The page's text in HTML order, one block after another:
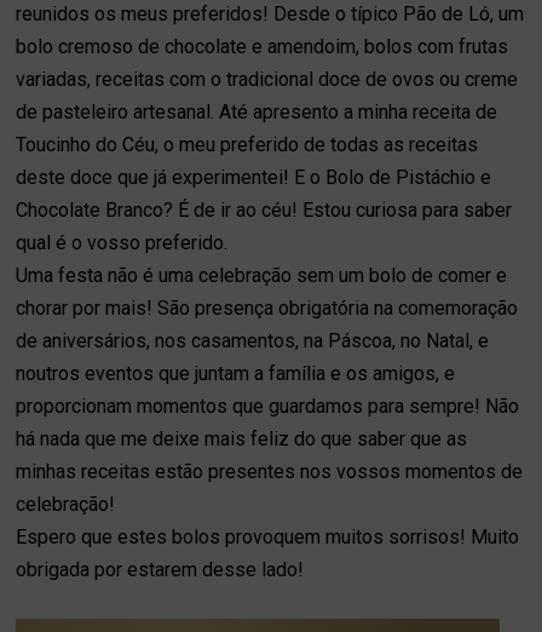
reunidos os meus preferidos! Desde o típico Pão de Ló, um
bolo cremoso de chocolate e amendoim, bolos com frutas
variadas, receitas com o tradicional doce de ovos ou creme
de pasteleiro artesanal. Até apresento a minha receita de
Toucinho do Céu, o meu preferido de todas as receitas
deste doce que já experimentei! E o Bolo de Pistáchio e
Chocolate Branco? É de ir ao céu! Estou curiosa para saber
qual é o vosso preferido.
Uma festa não é uma celebração sem um bolo de comer e
chorar por mais! São presença obrigatória na comemoração
de aniversários, nos casamentos, na Páscoa, no Natal, e
noutros eventos que juntam a família e os amigos, e
proporcionam momentos que guardamos para sempre! Não
há nada que me deixe mais feliz do que saber que as
minhas receitas estão presentes nos vossos momentos de
celebração!
Espero que estes bolos provoquem muitos sorrisos! Muito
obrigada por estarem desse lado!